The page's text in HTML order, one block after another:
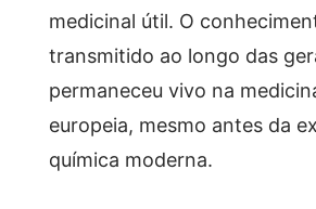
medicinal útil. O
transmitido ao longo das
permaneceu vivo na
europeia, mesmo antes da
química moderna.